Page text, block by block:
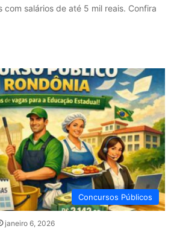
com salários de até 5 mil reais. Confira
Concursos Públicos
janeiro 6, 2026